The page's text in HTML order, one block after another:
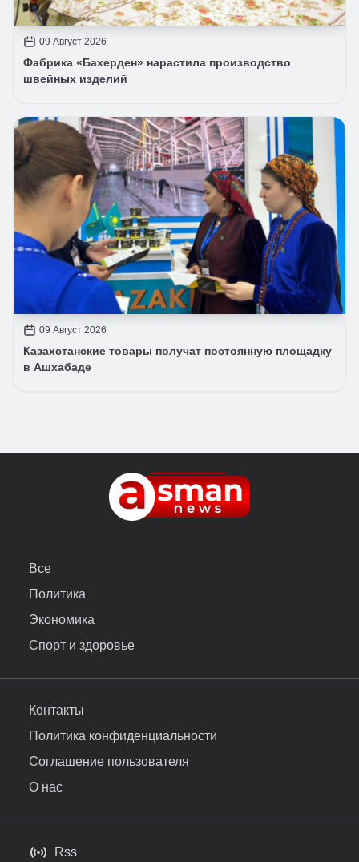
09 Август 2026
Фабрика «Бахерден» нарастила производство
швейных изделий
09 Август 2026
Казахстанские товары получат постоянную площадку
в Ашхабаде
Все
Политика
Экономика
Спорт и здоровье
Контакты
Политика конфиденциальности
Соглашение пользователя
О нас
Rss